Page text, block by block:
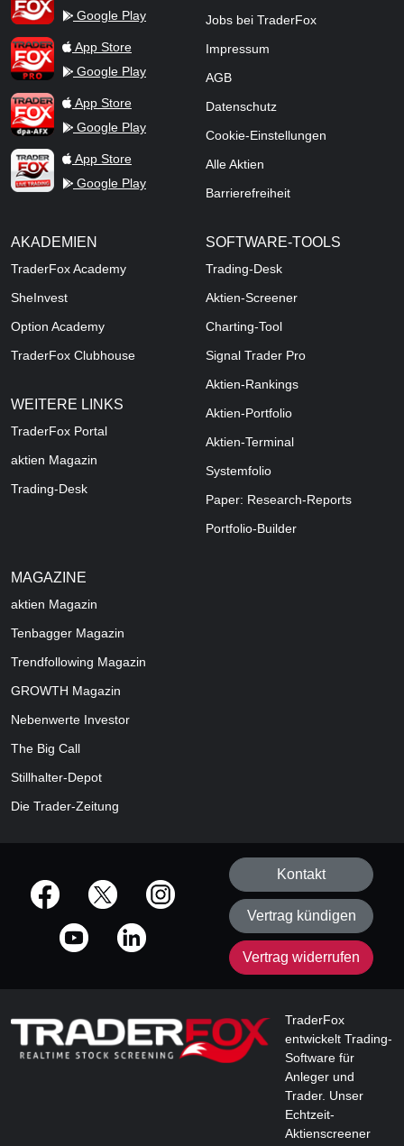
Google Play
TraderFox ProApp Store
Google Play
TraderFox dpa-AFX ProFeed
App Store
Google Play
TraderFox Live Trading
App Store
Google Play
Jobs bei TraderFox
Impressum
AGB
Datenschutz
Cookie-Einstellungen
Alle Aktien
Barrierefreiheit
AKADEMIEN
TraderFox Academy
SheInvest
Option Academy
TraderFox Clubhouse
WEITERE LINKS
TraderFox Portal
aktien Magazin
Trading-Desk
SOFTWARE-TOOLS
Trading-Desk
Aktien-Screener
Charting-Tool
Signal Trader Pro
Aktien-Rankings
Aktien-Portfolio
Aktien-Terminal
Systemfolio
Paper: Research-Reports
Portfolio-Builder
MAGAZINE
aktien Magazin
Tenbagger Magazin
Trendfollowing Magazin
GROWTH Magazin
Nebenwerte Investor
The Big Call
Stillhalter-Depot
Die Trader-Zeitung
offizielle Social Media-Accounts
Kontakt
Vertrag kündigen
Vertrag widerrufen
TraderFox
entwickelt Trading-
Software für
Anleger und
Trader. Unser
Echtzeit-
Aktienscreener